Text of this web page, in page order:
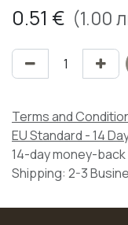
0.51 € (1.00
Terms and
EU Standard - 14
14-day money-
Shipping: 2-3